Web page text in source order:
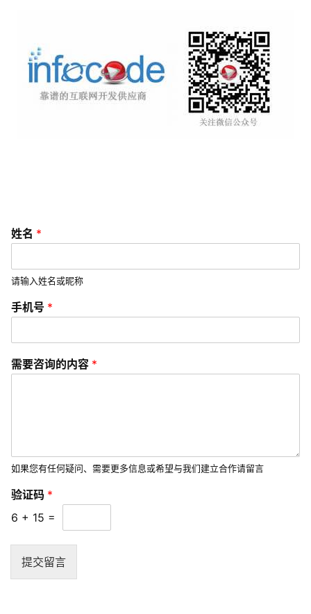
V
I
U
/
X
设
享
l
姓名 *
请输入姓名或昵称
*
手
号
*
手机号 *
需要咨询的内容 *
如果您有任何疑问、需要更多信息或希望与我们建立合作请留言
验证码 *
6 + 15 =
提交留言